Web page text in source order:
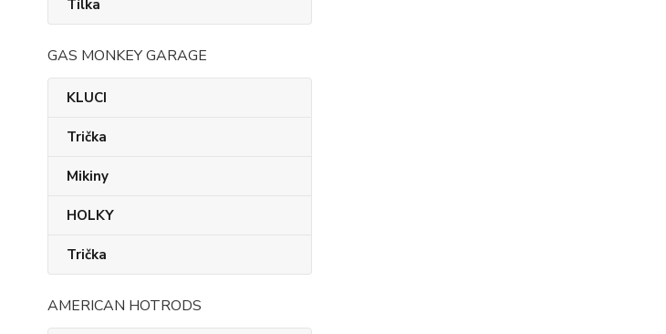
Tílka
GAS MONKEY GARAGE
KLUCI
Trička
Mikiny
HOLKY
Trička
AMERICAN HOTRODS